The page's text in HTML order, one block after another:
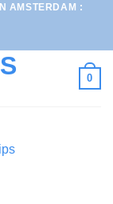
AMSTERDAM :
0